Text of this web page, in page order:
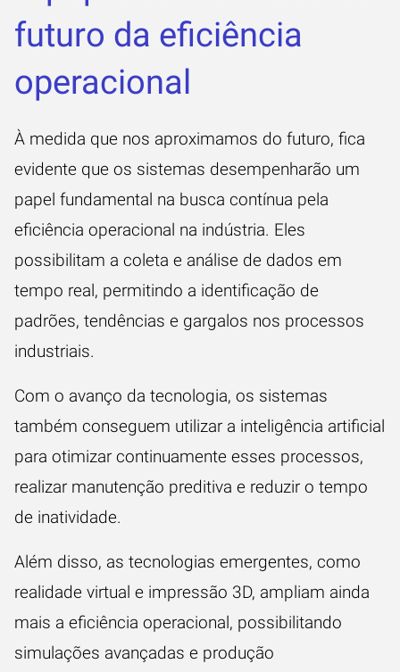
futuro da eficiência
operacional
À medida que nos aproximamos do futuro, fica
evidente que os sistemas desempenharão um
papel fundamental na busca contínua pela
eficiência operacional na indústria. Eles
possibilitam a coleta e análise de dados em
tempo real, permitindo a identificação de
padrões, tendências e gargalos nos processos
industriais.
Com o avanço da tecnologia, os sistemas
também conseguem utilizar a inteligência artificial
para otimizar continuamente esses processos,
realizar manutenção preditiva e reduzir o tempo
de inatividade.
Além disso, as tecnologias emergentes, como
realidade virtual e impressão 3D, ampliam ainda
mais a eficiência operacional, possibilitando
simulações avançadas e produção